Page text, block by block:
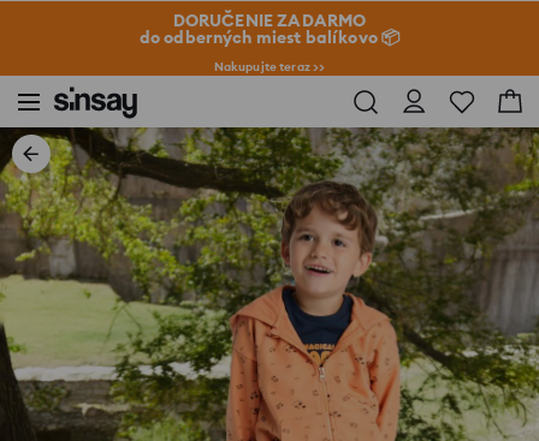
DORUČENIE ZADARMO
do odberných miest balíkovo 📦
Nakupujte teraz >>